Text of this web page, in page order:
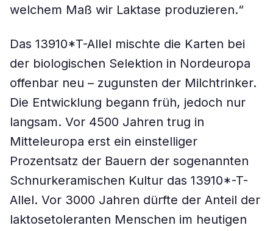
welchem Maß wir Laktase produzieren.“
Das 13910*T-Allel mischte die Karten bei
der biologischen Selektion in Nordeuropa
offenbar neu – zugunsten der Milchtrinker.
Die Entwicklung begann früh, jedoch nur
langsam. Vor 4500 Jahren trug in
Mitteleuropa erst ein einstelliger
Prozentsatz der Bauern der sogenannten
Schnurkeramischen Kultur das 13910*-T-
Allel. Vor 3000 Jahren dürfte der Anteil der
laktosetoleranten Menschen im heutigen